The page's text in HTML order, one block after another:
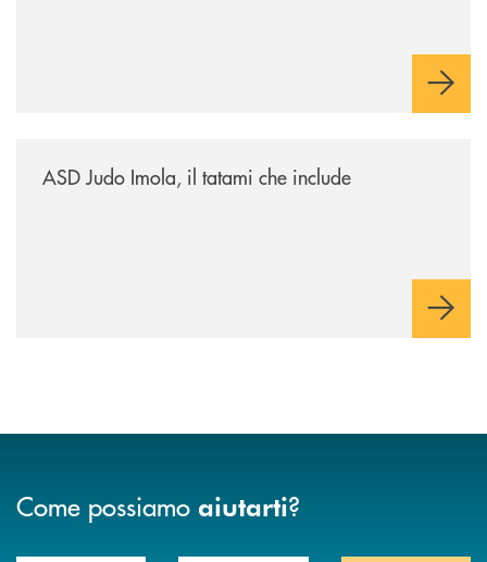
ASD Judo Imola, il tatami che include
Come possiamo aiutarti?